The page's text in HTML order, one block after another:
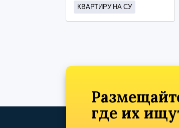
КВАРТИРУ НА СУ
где их